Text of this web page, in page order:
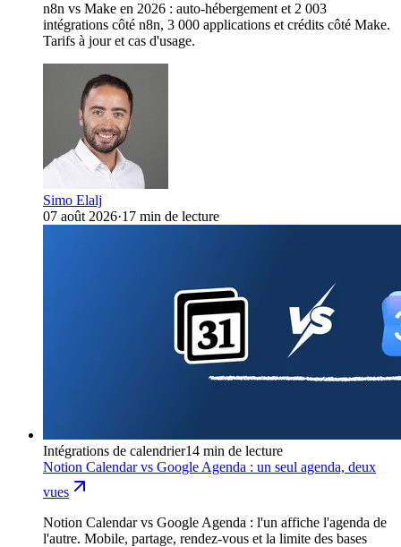
n8n vs Make en 2026 : auto-hébergement et 2 003
intégrations côté n8n, 3 000 applications et crédits côté Make.
Tarifs à jour et cas d'usage.
Simo Elalj
07 août 2026·17 min de lecture
Intégrations de calendrier14 min de lecture
Notion Calendar vs Google Agenda : un seul agenda, deux
vues
Notion Calendar vs Google Agenda : l'un affiche l'agenda de
l'autre. Mobile, partage, rendez-vous et la limite des bases